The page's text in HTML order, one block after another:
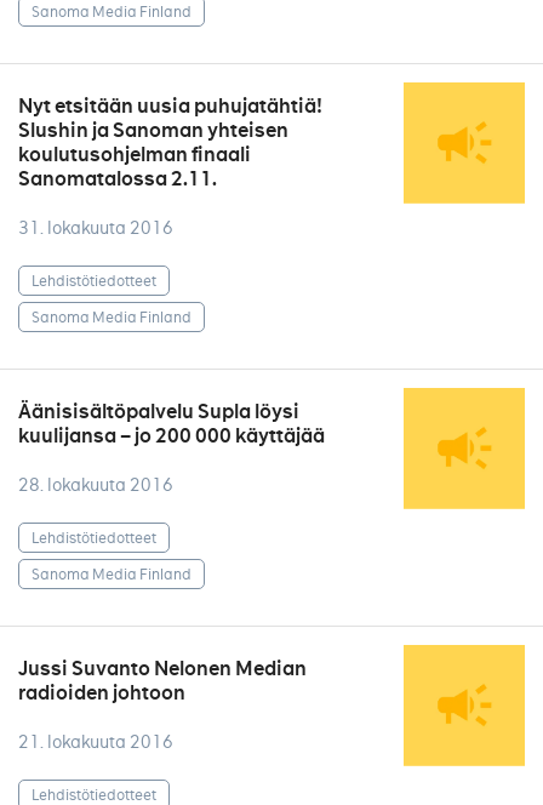
Sanoma Media Finland
Nyt etsitään uusia puhujatähtiä!
Slushin ja Sanoman yhteisen
koulutusohjelman finaali
Sanomatalossa 2.11.
31. lokakuuta 2016
Lehdistötiedotteet
Sanoma Media Finland
Äänisisältöpalvelu Supla löysi
kuulijansa – jo 200 000 käyttäjää
28. lokakuuta 2016
Lehdistötiedotteet
Sanoma Media Finland
Jussi Suvanto Nelonen Median
radioiden johtoon
21. lokakuuta 2016
Lehdistötiedotteet